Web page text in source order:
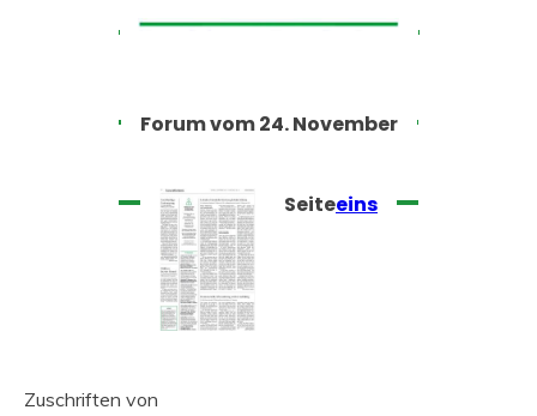
Forum vom 24. November
Seiteeins
Zuschriften von